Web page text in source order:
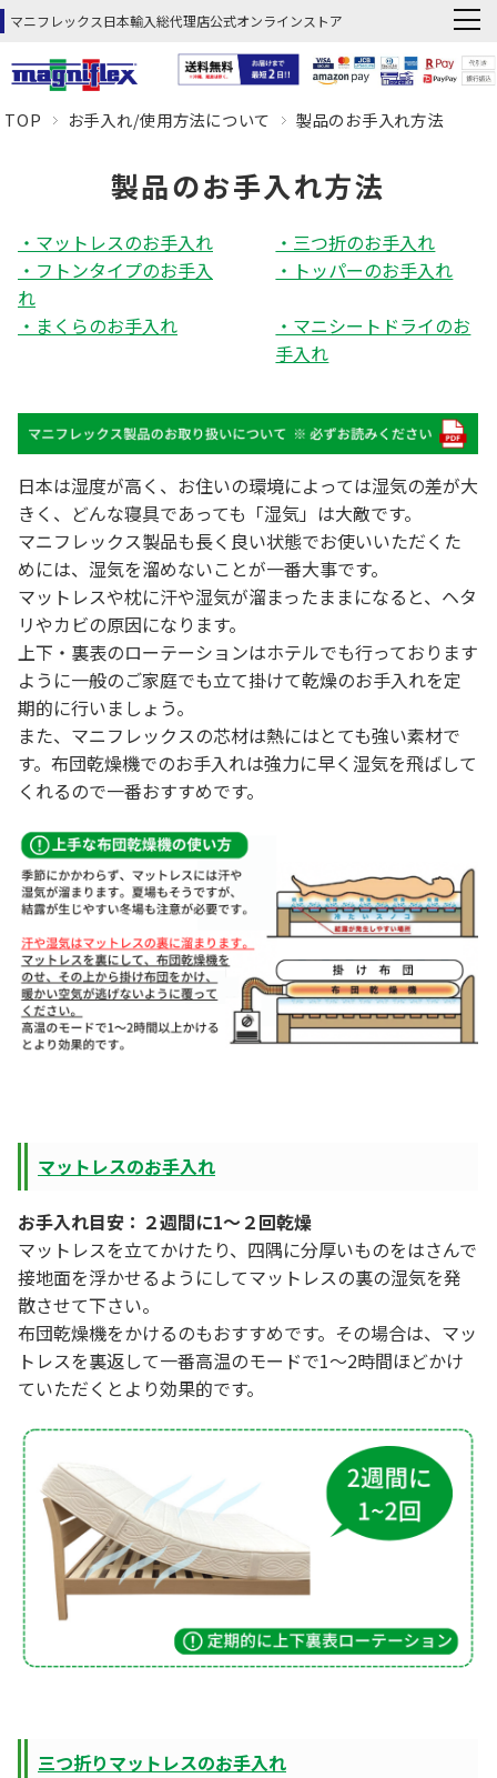
マニフレックス日本輸入総代理店公式オンラインストア
TOP お手入れ/使用方法について 製品のお手入れ方法
製品のお手入れ方法
・マットレスのお手入れ
・三つ折のお手入れ
・フトンタイプのお手入
れ
・トッパーのお手入れ
・まくらのお手入れ
・マニシートドライのお
手入れ
日本は湿度が高く、お住いの環境によっては湿気の差が大
きく、どんな寝具であっても「湿気」は大敵です。
マニフレックス製品も長く良い状態でお使いいただくた
めには、湿気を溜めないことが一番大事です。
マットレスや枕に汗や湿気が溜まったままになると、ヘタ
リやカビの原因になります。
上下・裏表のローテーションはホテルでも行っております
ように一般のご家庭でも立て掛けて乾燥のお手入れを定
期的に行いましょう。
また、マニフレックスの芯材は熱にはとても強い素材で
す。布団乾燥機でのお手入れは強力に早く湿気を飛ばして
くれるので一番おすすめです。
マットレスのお手入れ
お手入れ目安：２週間に1～２回乾燥
マットレスを立てかけたり、四隅に分厚いものをはさんで
接地面を浮かせるようにしてマットレスの裏の湿気を発
散させて下さい。
布団乾燥機をかけるのもおすすめです。その場合は、マッ
トレスを裏返して一番高温のモードで1～2時間ほどかけ
ていただくとより効果的です。
三つ折りマットレスのお手入れ